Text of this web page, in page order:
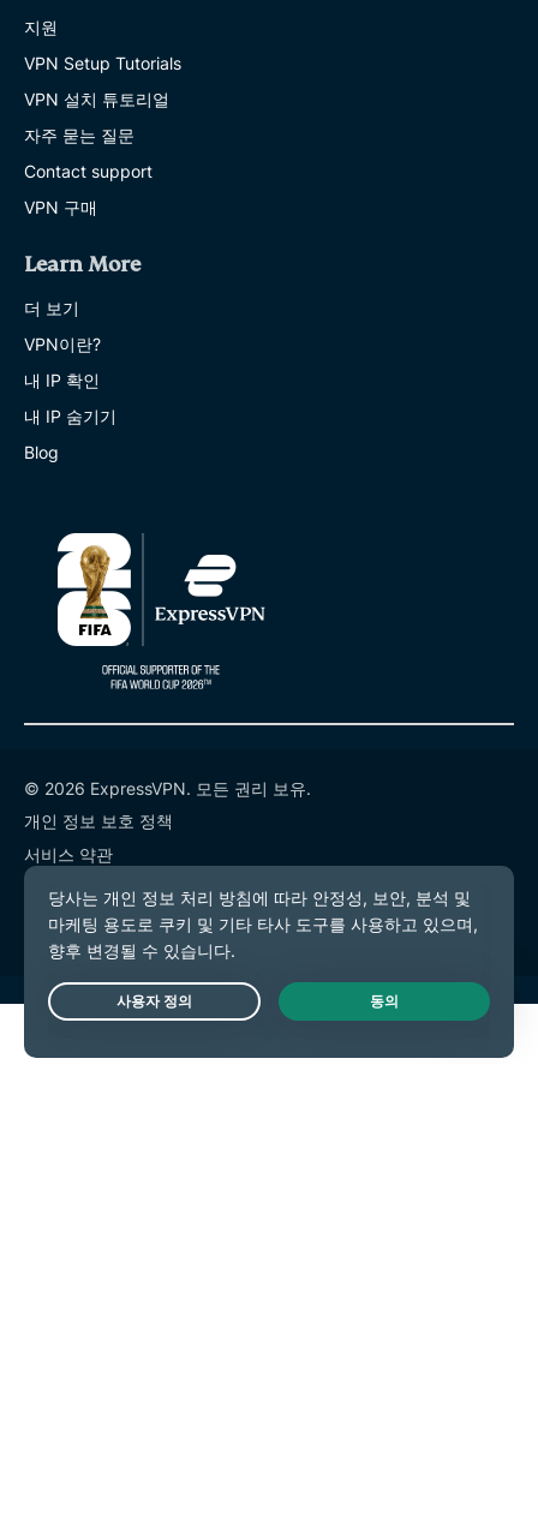
지원
VPN Setup Tutorials
VPN 설치 튜토리얼
자주 묻는 질문
Contact support
VPN 구매
Learn More
더 보기
VPN이란?
내 IP 확인
내 IP 숨기기
Blog
© 2026 ExpressVPN. 모든 권리 보유.
개인 정보 보호 정책
서비스 약관
쿠키 기본 설정
Live Chat